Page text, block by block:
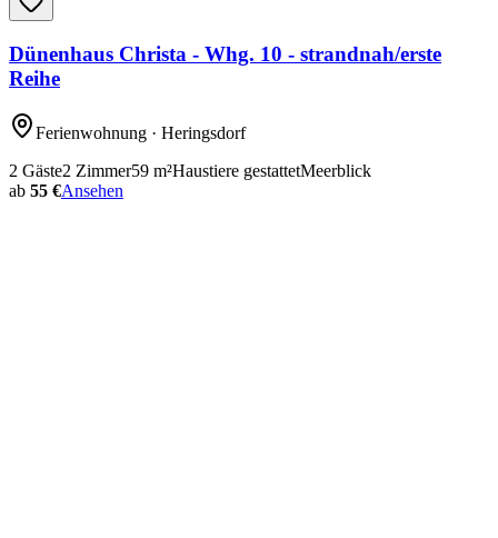
Dünenhaus Christa - Whg. 10 - strandnah/erste
Reihe
Ferienwohnung · Heringsdorf
2 Gäste2 Zimmer59 m²Haustiere gestattetMeerblick
ab 55 €Ansehen